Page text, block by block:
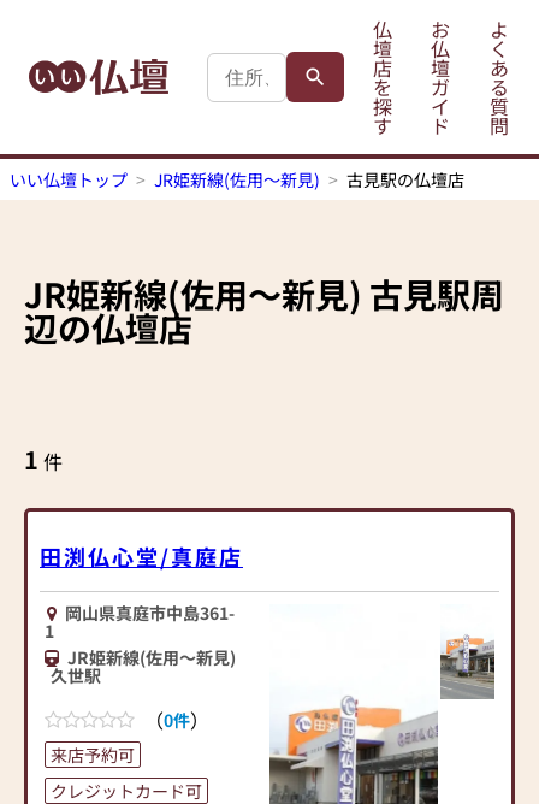
仏
壇
店
を
探
す
お
仏
壇
ガ
イ
ド
よ
く
あ
る
質
問
いい仏壇トップ JR姫新線(佐用～新見) 古見駅の仏壇店
JR姫新線(佐用～新見) 古見駅周
辺の仏壇店
1 件
田渕仏心堂/真庭店
岡山県真庭市中島361-
1
JR姫新線(佐用～新見)
久世駅
（0件）
来店予約可
クレジットカード可